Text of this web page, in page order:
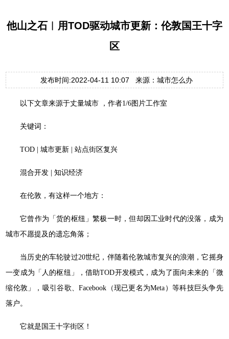
他山之石︱用TOD驱动城市更新：伦敦国王十字
区
发布时间:2022-04-11 10:07 来源：城市怎么办
以下文章来源于丈量城市 ，作者1/6图片工作室
关键词：
TOD | 城市更新 | 站点街区复兴
混合开发 | 知识经济
在伦敦，有这样一个地方：
它曾作为「货的枢纽」繁极一时，但却因工业时代的没落，成为
城市不愿提及的遗忘角落；
当历史的车轮驶过20世纪，伴随着伦敦城市复兴的浪潮，它摇身
一变成为「人的枢纽」，借助TOD开发模式，成为了面向未来的「微
缩伦敦」，吸引谷歌、Facebook（现已更名为Meta）等科技巨头争先
落户。
它就是国王十字街区！